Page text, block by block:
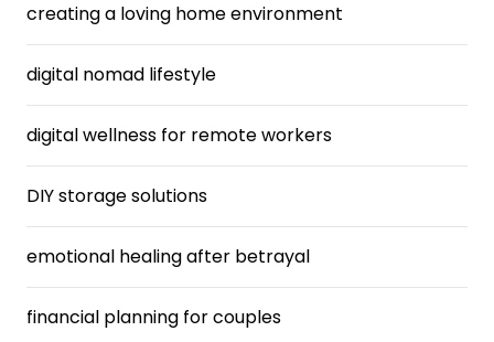
creating a loving home environment
digital nomad lifestyle
digital wellness for remote workers
DIY storage solutions
emotional healing after betrayal
financial planning for couples